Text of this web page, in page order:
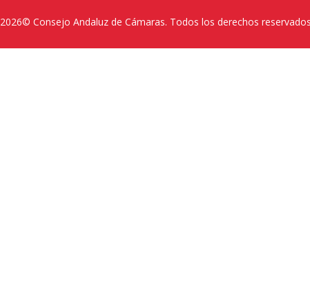
2026© Consejo Andaluz de Cámaras. Todos los derechos